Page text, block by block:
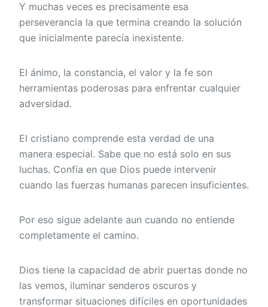
Y muchas veces es precisamente esa
perseverancia la que termina creando la solución
que inicialmente parecía inexistente.
El ánimo, la constancia, el valor y la fe son
herramientas poderosas para enfrentar cualquier
adversidad.
El cristiano comprende esta verdad de una
manera especial. Sabe que no está solo en sus
luchas. Confía en que Dios puede intervenir
cuando las fuerzas humanas parecen insuficientes.
Por eso sigue adelante aun cuando no entiende
completamente el camino.
Dios tiene la capacidad de abrir puertas donde no
las vemos, iluminar senderos oscuros y
transformar situaciones difíciles en oportunidades